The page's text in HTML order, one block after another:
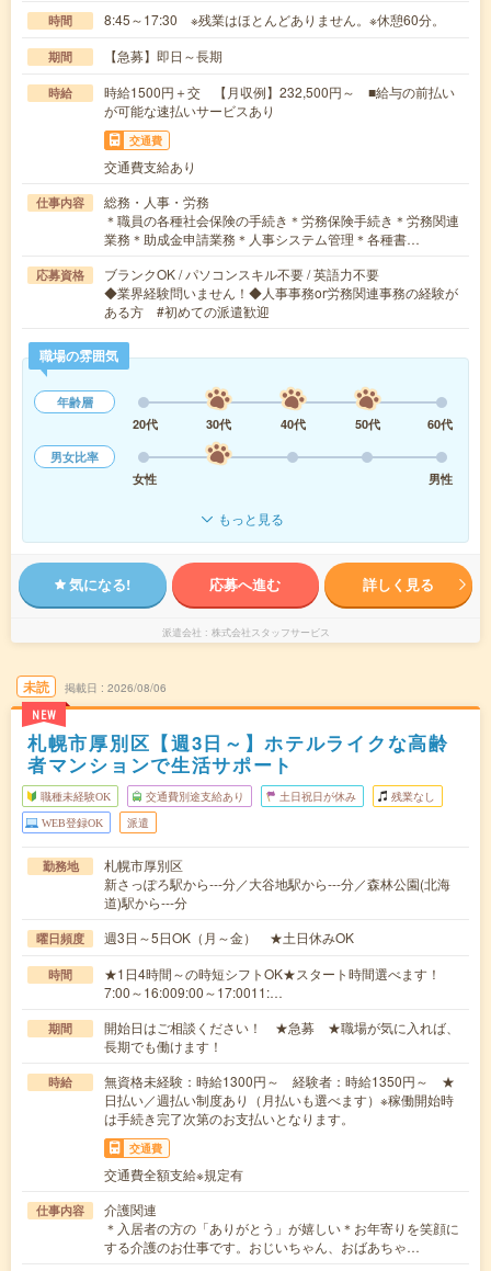
時間 8:45～17:30 ※残業はほとんどありません。※休憩60分。
期間 【急募】即日～長期
時給
時給1500円＋交 【月収例】232,500円～ ■給与の前払い
が可能な速払いサービスあり
交通費
交通費支給あり
仕事内容
総務・人事・労務
＊職員の各種社会保険の手続き＊労務保険手続き＊労務関連
業務＊助成金申請業務＊人事システム管理＊各種書…
応募資格
ブランクOK / パソコンスキル不要 / 英語力不要
◆業界経験問いません！◆人事事務or労務関連事務の経験が
ある方 #初めての派遣歓迎
職場の雰囲気
年齢層
20代
30代 40代 50代
60代
男女比率
女性
男性
もっと見る
気になる! 応募へ進む 詳しく見る
派遣会社 株式会社スタッフサービス
未読
NEW
掲載日 2026/08/06
札幌市厚別区【週3日～】ホテルライクな高齢
者マンションで生活サポート
職種未経験OK 交通費別途支給あり 土日祝日が休み 残業なし
WEB登録OK 派遣
勤務地
札幌市厚別区
新さっぽろ駅から---分／大谷地駅から---分／森林公園(北海
道)駅から---分
曜日頻度 週3日～5日OK（月～金） ★土日休みOK
時間
★1日4時間～の時短シフトOK★スタート時間選べます！
7:00～16:009:00～17:0011:…
期間
開始日はご相談ください！ ★急募 ★職場が気に入れば、
長期でも働けます！
時給
無資格未経験：時給1300円～ 経験者：時給1350円～ ★
日払い／週払い制度あり（月払いも選べます）※稼働開始時
は手続き完了次第のお支払いとなります。
交通費
交通費全額支給※規定有
仕事内容
介護関連
＊入居者の方の「ありがとう」が嬉しい＊お年寄りを笑顔に
する介護のお仕事です。おじいちゃん、おばあちゃ…